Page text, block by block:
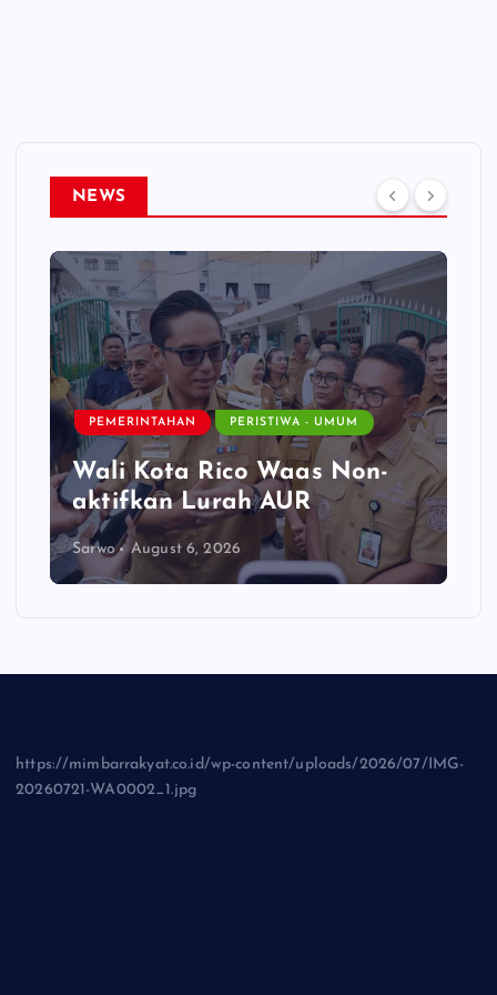
NEWS
PEMERINTAHAN PERISTIWA - UMUM
Wali Kota Rico Waas Non-
aktifkan Lurah AUR
Sarwo August 6, 2026
https://mimbarrakyat.co.id/wp-content/uploads/2026/07/IMG-
20260721-WA0002_1.jpg